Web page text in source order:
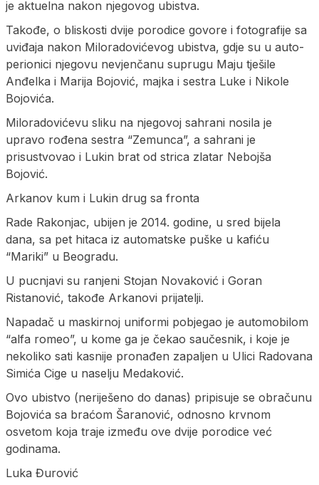
je aktuelna nakon njegovog ubistva.
Takođe, o bliskosti dvije porodice govore i fotografije sa
uviđaja nakon Miloradovićevog ubistva, gdje su u auto-
perionici njegovu nevjenčanu suprugu Maju tješile
Anđelka i Marija Bojović, majka i sestra Luke i Nikole
Bojovića.
Miloradovićevu sliku na njegovoj sahrani nosila je
upravo rođena sestra “Zemunca”, a sahrani je
prisustvovao i Lukin brat od strica zlatar Nebojša
Bojović.
Arkanov kum i Lukin drug sa fronta
Rade Rakonjac, ubijen je 2014. godine, u sred bijela
dana, sa pet hitaca iz automatske puške u kafiću
“Mariki” u Beogradu.
U pucnjavi su ranjeni Stojan Novaković i Goran
Ristanović, takođe Arkanovi prijatelji.
Napadač u maskirnoj uniformi pobjegao je automobilom
“alfa romeo”, u kome ga je čekao saučesnik, i koje je
nekoliko sati kasnije pronađen zapaljen u Ulici Radovana
Simića Cige u naselju Medaković.
Ovo ubistvo (neriješeno do danas) pripisuje se obračunu
Bojovića sa braćom Šaranović, odnosno krvnom
osvetom koja traje između ove dvije porodice već
godinama.
Luka Đurović